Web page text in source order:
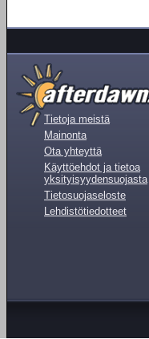
Tietoja meistä
Mainonta
Ota yhteyttä
Käyttöehdot ja tietoa
yksityisyydensuojasta
Tietosuojaseloste
Lehdistötiedotteet